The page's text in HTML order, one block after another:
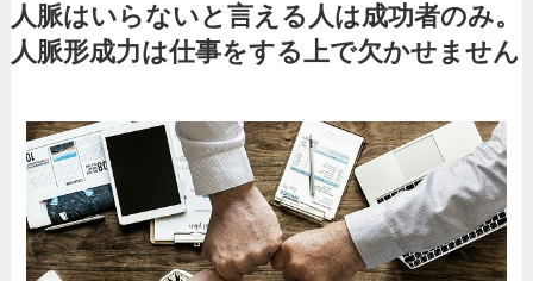
人脈はいらないと言える人は成功者のみ。
人脈形成力は仕事をする上で欠かせません